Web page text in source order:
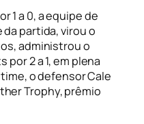
1 a 0, a equipe de
partida, virou o
administrou o
2 a 1, em plena
o defensor Cale
Trophy, prêmio